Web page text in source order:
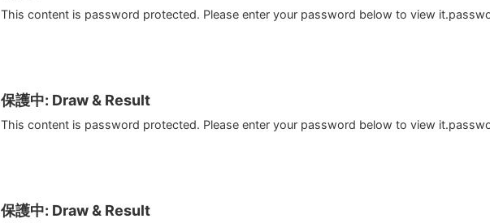
This content is password protected. Please enter your password below to view
保護中: Draw & Result
This content is password protected. Please enter your password below to view
保護中: Draw & Result